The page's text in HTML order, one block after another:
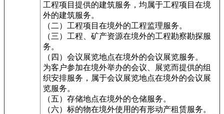
工程项目提供的建筑服务，均属于工程项目在境
外的建筑服务。
（二）工程项目在境外的工程监理服务。
（三）工程、矿产资源在境外的工程勘察勘探服
务。
（四）会议展览地点在境外的会议展览服务。
为客户参加在境外举办的会议、展览而提供的组
织安排服务，属于会议展览地点在境外的会议展
览服务。
（五）存储地点在境外的仓储服务。
（六）标的物在境外使用的有形动产租赁服务。